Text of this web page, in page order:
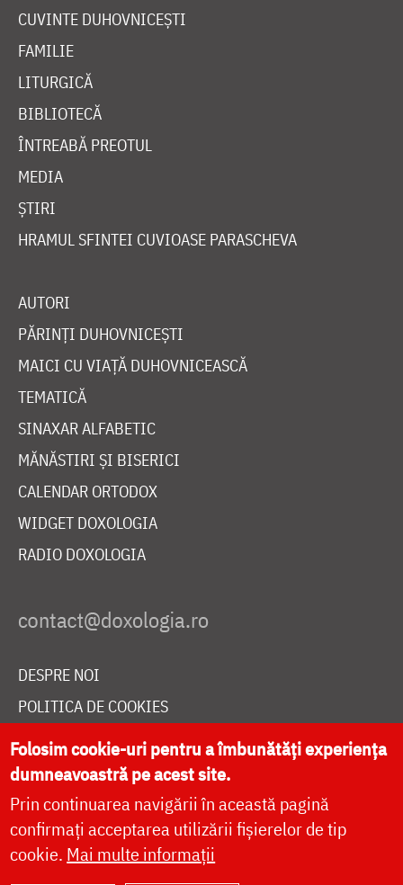
CUVINTE DUHOVNICEȘTI
FAMILIE
LITURGICĂ
BIBLIOTECĂ
ÎNTREABĂ PREOTUL
MEDIA
ȘTIRI
HRAMUL SFINTEI CUVIOASE PARASCHEVA
AUTORI
PĂRINȚI DUHOVNICEȘTI
MAICI CU VIAȚĂ DUHOVNICEASCĂ
TEMATICĂ
SINAXAR ALFABETIC
MĂNĂSTIRI ȘI BISERICI
CALENDAR ORTODOX
WIDGET DOXOLOGIA
RADIO DOXOLOGIA
DESPRE NOI
POLITICA DE COOKIES
DONEAZĂ ONLINE PENTRU CATEDRALA NAȚIONALĂ
LIVE
Folosim cookie-uri pentru a îmbunătăți experiența
dumneavoastră pe acest site.
Prin continuarea navigării în această pagină
confirmați acceptarea utilizării fișierelor de tip
cookie. Mai multe informații